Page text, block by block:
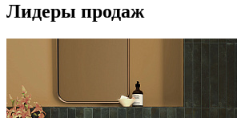
Лидеры продаж